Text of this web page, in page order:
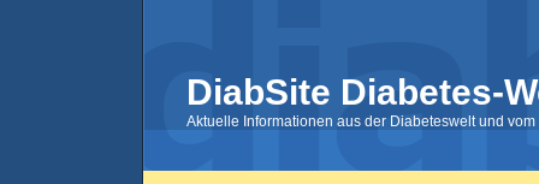
DiabSite Diabetes-
Aktuelle Informationen aus der Diabeteswelt und